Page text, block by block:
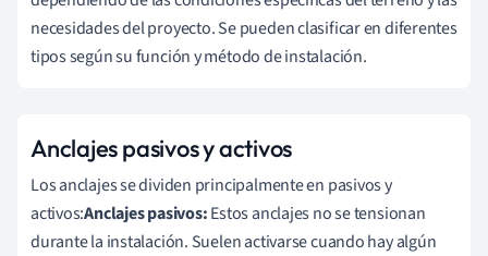
necesidades del proyecto. Se pueden clasificar en diferentes
tipos según su función y método de instalación.
Anclajes pasivos y activos
Los anclajes se dividen principalmente en pasivos y
activos:Anclajes pasivos:Estos anclajes no se tensionan
durante la instalación. Suelen activarse cuando hay algún